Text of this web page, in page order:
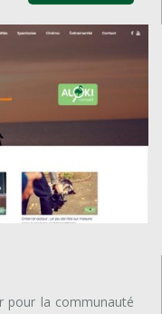
pour la communauté